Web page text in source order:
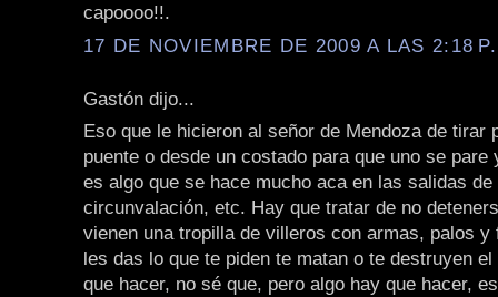
capoooo!!.
17 DE NOVIEMBRE DE 2009 A LAS 2:18
Gastón dijo...
Eso que le hicieron al señor de Mendoza de tirar
puente o desde un costado para que uno se pare
es algo que se hace mucho aca en las salidas
circunvalación, etc. Hay que tratar de no
vienen una tropilla de villeros con armas, palos
les das lo que te piden te matan o te destruyen el
que hacer, no sé que, pero algo hay que hacer,